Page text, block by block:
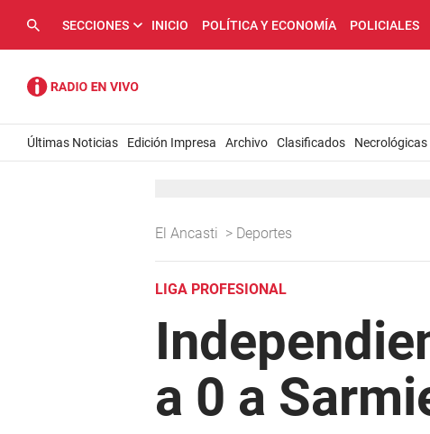
SECCIONES INICIO POLÍTICA Y ECONOMÍA POLICIALES
Últimas Noticias Edición Impresa Archivo Clasificados Necrológicas
El Ancasti > Deportes
LIGA PROFESIONAL
a 0 a